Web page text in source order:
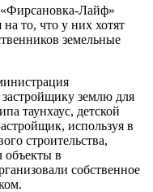
Лайф»
то, что у них хотят
земельные
землю для
таунхаус, детской
используя в
строительства,
объекты в
собственное